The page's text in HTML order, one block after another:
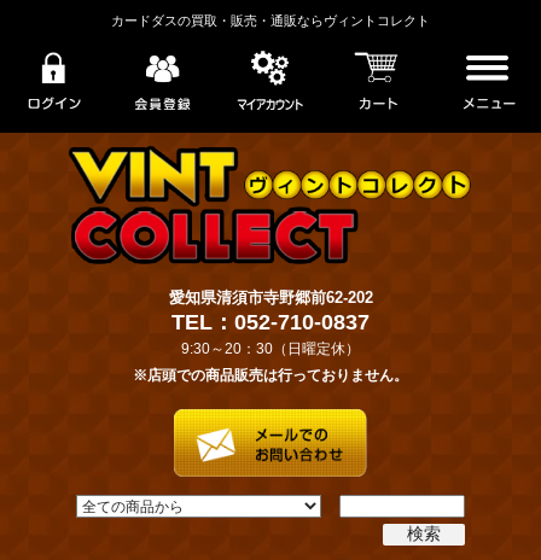
カードダスの買取・販売・通販ならヴィントコレクト
愛知県清須市寺野郷前62-202
TEL：052-710-0837
9:30～20：30（日曜定休）
※店頭での商品販売は行っておりません。